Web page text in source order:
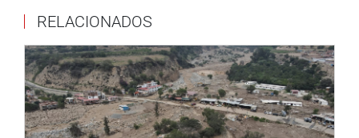
RELACIONADOS